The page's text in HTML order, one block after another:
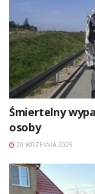
Śmiertelny
osoby
20 WRZEŚNIA 2025